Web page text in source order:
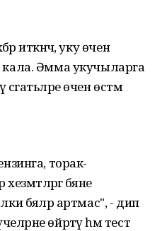
иткәнчә, уку өчен
кала. Әмма укучыларга
өчен өстәмә
торак-
бәяне
бәяләр артмас", - дип
өйрәтү һәм тест